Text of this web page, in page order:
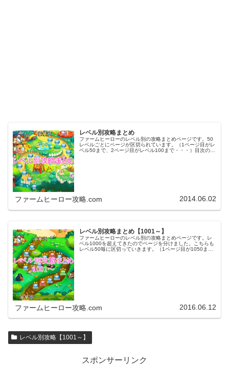
レベル別攻略まとめ
ファームヒーローのレベル別の攻略まとめページです。50
レベルごとにページが区切られています。（1ページ目がレ
ベル50まで、2ページ目がレベル100まで・・・）目次のリ
ファームヒーロー攻略.com 2014.06.02
レベル別攻略まとめ【1001～】
ファームヒーローのレベル別の攻略まとめページです。レ
ベル1000を超えてきたのでページを分けました。こちらも
レベル50毎に区切っていきます。（1ページ目が1050ま
ファームヒーロー攻略.com 2016.06.12
レベル別攻略【1001～】
スポンサーリンク